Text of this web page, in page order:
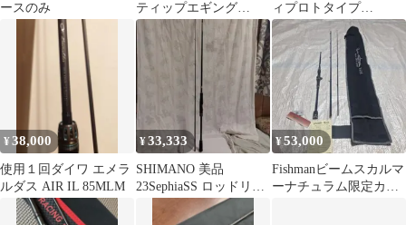
ースのみ
ティップエギング
S68M-S/F
ィプロトタイプ
25GCALPS-6102ML/M-
S
¥38,000
使用１回ダイワ エメラ
ルダス AIR IL 85MLM
¥33,333
SHIMANO 美品
23SephiaSS ロッドリー
¥53,000
Fishmanビームスカルマ
ーナチュラム限定カラ